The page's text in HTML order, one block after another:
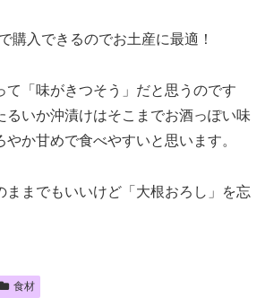
購入できるのでお土産に最適！
て「味がきつそう」だと思うのです
るいか沖漬けはそこまでお酒っぽい味
か甘めで食べやすいと思います。
ままでもいいけど「大根おろし」を忘
食材